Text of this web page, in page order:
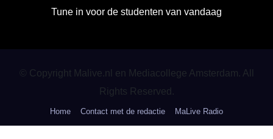
Tune in voor de studenten van vandaag
© Copyright Malive.nl en Mediacollege Amsterdam. All
Rights Reserved.
Home Contact met de redactie MaLive Radio